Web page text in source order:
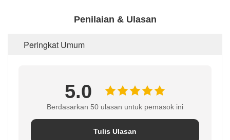
Penilaian & Ulasan
Peringkat Umum
5.0
Berdasarkan 50 ulasan untuk pemasok ini
Tulis Ulasan